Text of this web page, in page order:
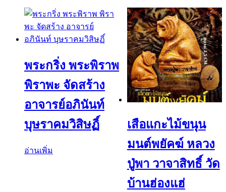
พระกริ่ง พระพิราพ
พิราพะ จัดสร้าง
อาจารย์อภินันท์
บุษราคมวิสิษฏิ์
อ่านเพิ่ม
เสือแกะไม้ขนุน
มนต์พยัคฆ์ หลวง
ปู่พา วาจาสิทธิ์ วัด
บ้านฮ่องแฮ่